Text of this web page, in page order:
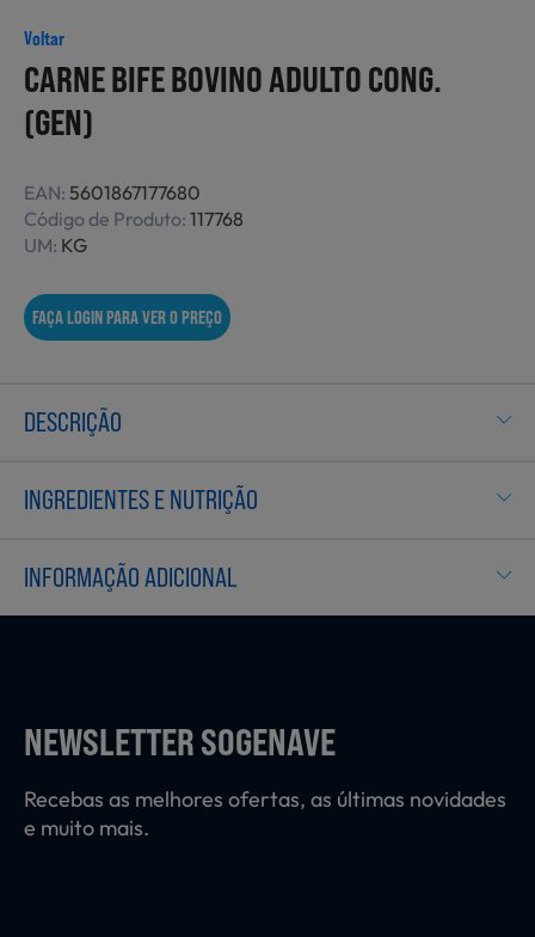
Refeições Prontas
Charcutaria e Enchidos
Pré-confeccionados
Padaria e Pastelaria
Voltar
CARNE BIFE BOVINO ADULTO CONG.
(GEN)
EAN: 5601867177680
Código de Produto: 117768
UM: KG
FAÇA LOGIN PARA VER O PREÇO
DESCRIÇÃO
INGREDIENTES E NUTRIÇÃO
INFORMAÇÃO ADICIONAL
NEWSLETTER SOGENAVE
Recebas as melhores ofertas, as últimas novidades
e muito mais.